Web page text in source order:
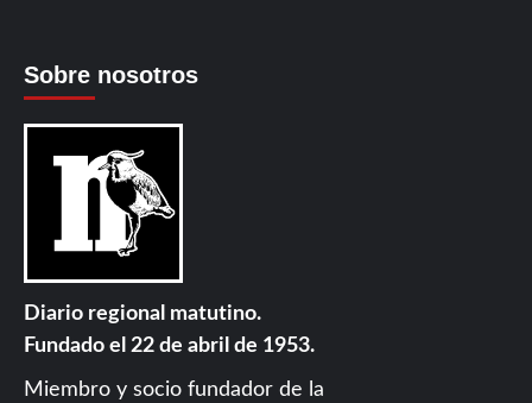
Sobre nosotros
Diario regional matutino.
Fundado el 22 de abril de 1953.
Miembro y socio fundador de la